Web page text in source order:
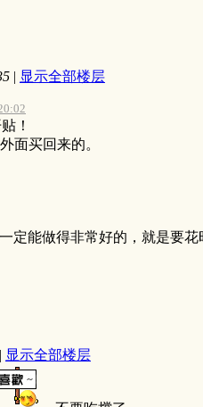
| 显示全部楼层
！
面买回来的。
定能做得非常好的，就是要花
| 显示全部楼层